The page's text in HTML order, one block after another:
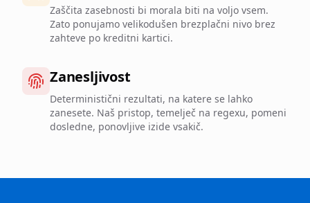
Zaščita zasebnosti bi morala biti na voljo vsem.
Zato ponujamo velikodušen brezplačni nivo brez
zahteve po kreditni kartici.
Zanesljivost
Deterministični rezultati, na katere se lahko
zanesete. Naš pristop, temelječ na regexu, pomeni
dosledne, ponovljive izide vsakič.